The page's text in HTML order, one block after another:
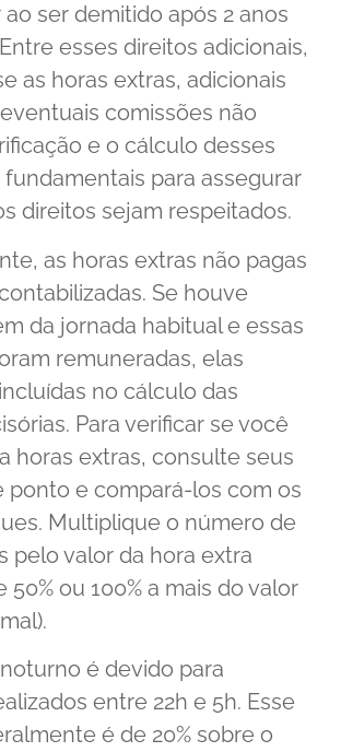
ser demitido após 2 anos
esses direitos adicionais,
as horas extras, adicionais
comissões não
e o cálculo desses
para assegurar
direitos sejam respeitados.
as horas extras não pagas
Se houve
da jornada habitual e essas
remuneradas, elas
no cálculo das
Para verificar se você
horas extras, consulte seus
ponto e compará-los com os
Multiplique o número de
pelo valor da hora extra
50% ou 100% a mais do valor
é devido para
entre 22h e 5h. Esse
é de 20% sobre o